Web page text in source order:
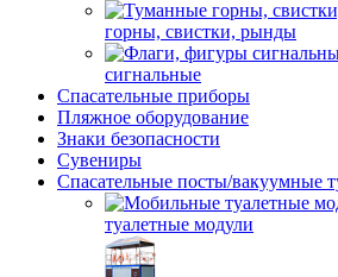
горны, свистки, рынды
сигнальные
Спасательные приборы
Пляжное оборудование
Знаки безопасности
Сувениры
Спасательные посты/вакуумные
туалетные модули